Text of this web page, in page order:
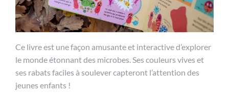
Ce livre est une façon amusante et interactive d’explorer
le monde étonnant des microbes. Ses couleurs vives et
ses rabats faciles à soulever capteront l’attention des
jeunes enfants !